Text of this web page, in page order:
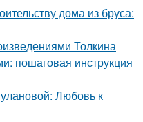
дома из бруса:
Толкина
пошаговая инструкция
Любовь к